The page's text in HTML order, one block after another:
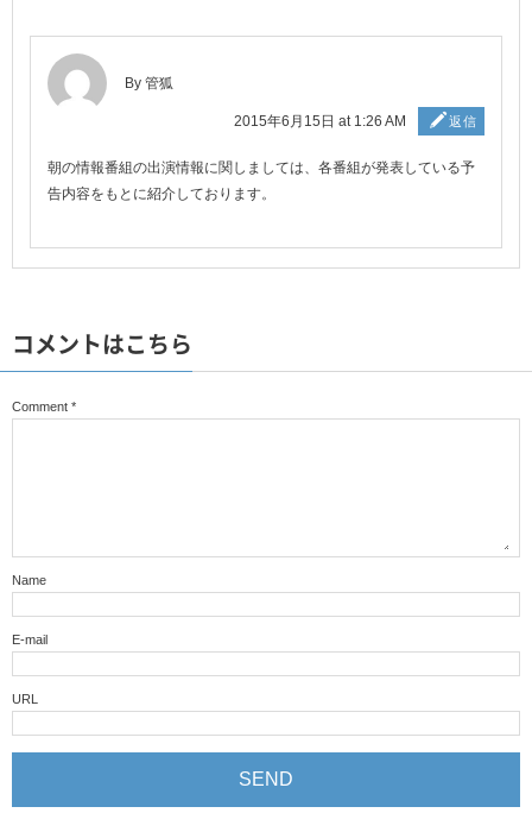
By 管狐
2015年6月15日 at 1:26 AM 返信
朝の情報番組の出演情報に関しましては、各番組が発表している予
告内容をもとに紹介しております。
コメントはこちら
Comment *
Name
E-mail
URL